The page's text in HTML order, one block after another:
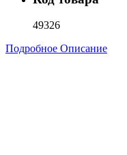
49326
Подробное Описание